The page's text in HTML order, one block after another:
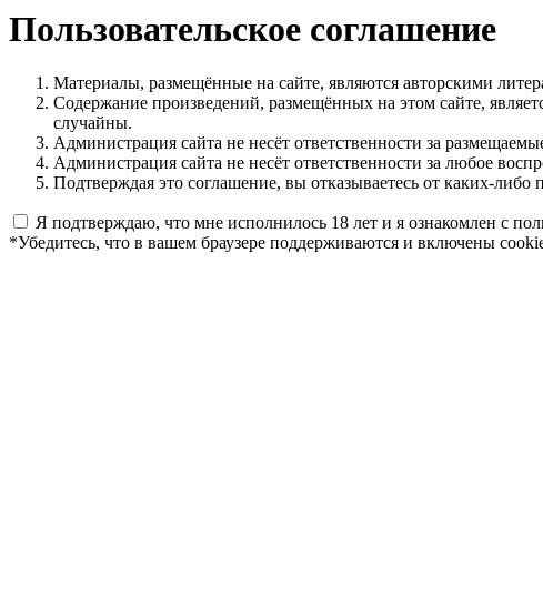
Пользовательское соглашение
Материалы, размещённые на сайте, являются авторскими
Содержание произведений, размещённых на этом сайте,
случайны.
Администрация сайта не несёт ответственности за
Администрация сайта не несёт ответственности за любое
Подтверждая это соглашение, вы отказываетесь от каких-
Я подтверждаю, что мне исполнилось 18 лет и я ознакомлен с
*Убедитесь, что в вашем браузере поддерживаются и включены